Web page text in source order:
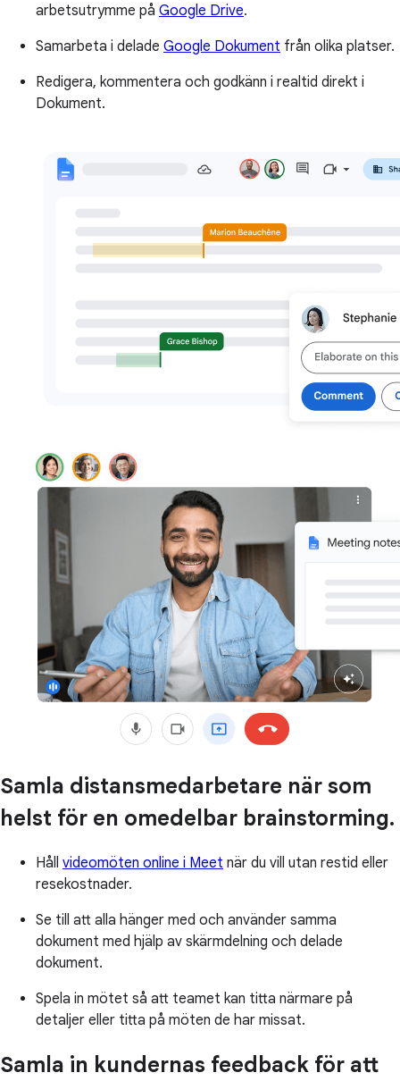
arbetsutrymme på Google Drive.
Samarbeta i delade Google Dokument från olika platser.
Redigera, kommentera och godkänn i realtid direkt i
Dokument.
Samla distansmedarbetare när som
helst för en omedelbar brainstorming.
Håll videomöten online i Meet när du vill utan restid eller
resekostnader.
Se till att alla hänger med och använder samma
dokument med hjälp av skärmdelning och delade
dokument.
Spela in mötet så att teamet kan titta närmare på
detaljer eller titta på möten de har missat.
Samla in kundernas feedback för att